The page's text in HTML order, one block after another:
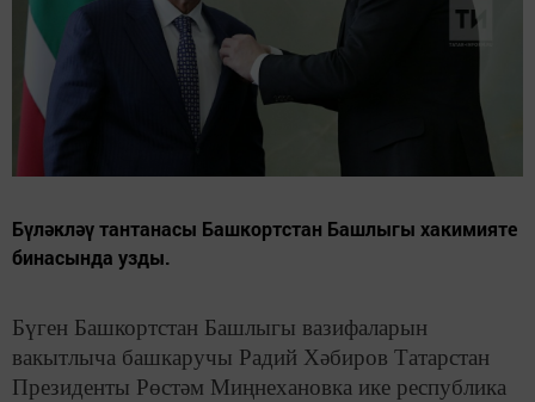
Бүләкләү тантанасы Башкортстан Башлыгы хакимияте
бинасында узды.
Бүген Башкортстан Башлыгы вазифаларын
вакытлыча башкаручы Радий Хәбиров Татарстан
Президенты Рөстәм Миңнехановка ике республика